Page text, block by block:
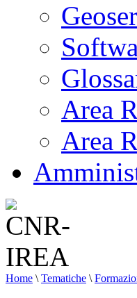
Area
Area
Home \ Tematiche \